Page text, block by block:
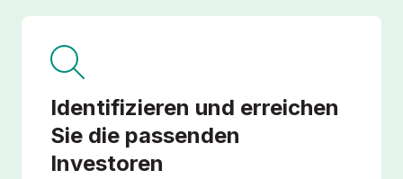
Identifizieren und erreichen
Sie die passenden
Investoren